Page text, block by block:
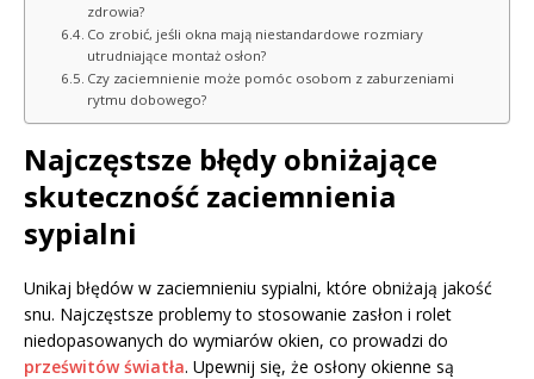
zdrowia?
Co zrobić, jeśli okna mają niestandardowe rozmiary
utrudniające montaż osłon?
Czy zaciemnienie może pomóc osobom z zaburzeniami
rytmu dobowego?
Najczęstsze błędy obniżające
skuteczność zaciemnienia
sypialni
Unikaj błędów w zaciemnieniu sypialni, które obniżają jakość
snu. Najczęstsze problemy to stosowanie zasłon i rolet
niedopasowanych do wymiarów okien, co prowadzi do
prześwitów światła. Upewnij się, że osłony okienne są